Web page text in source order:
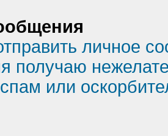
личное
получаю
или